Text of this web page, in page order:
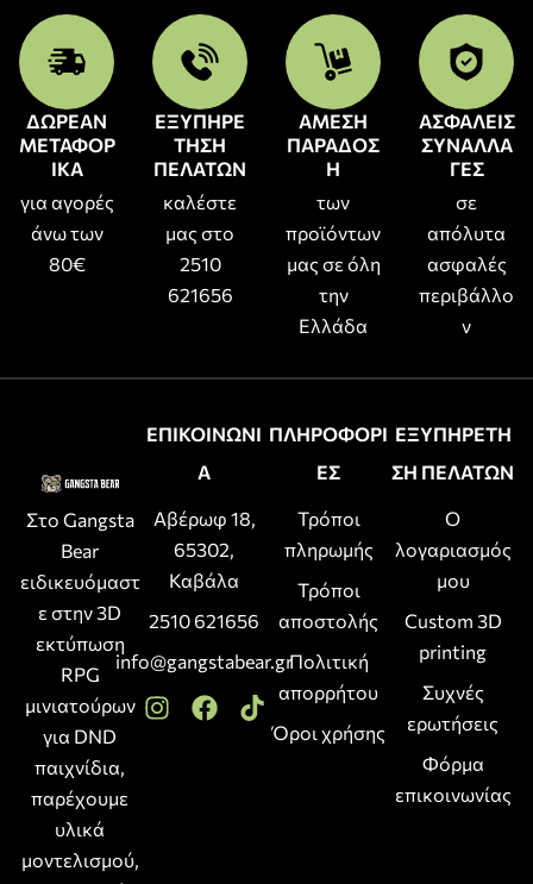
ΔΩΡΕΑΝ
ΜΕΤΑΦΟΡ
ΙΚΑ
για αγορές
άνω των
80€
ΕΞΥΠΗΡΕ
ΤΗΣΗ
ΠΕΛΑΤΩΝ
καλέστε
μας στο
2510
621656
ΑΜΕΣΗ
ΠΑΡΑΔΟΣ
Η
των
προϊόντων
μας σε όλη
την
Ελλάδα
ΑΣΦΑΛΕΙΣ
ΣΥΝΑΛΛΑ
ΓΕΣ
σε
απόλυτα
ασφαλές
περιβάλλο
ν
Στο Gangsta
Bear
ειδικευόμαστ
ε στην 3D
εκτύπωση
RPG
μινιατούρων
για DND
παιχνίδια,
παρέχουμε
υλικά
μοντελισμού,
ΕΠΙΚΟΙΝΩΝΙ
Α
Αβέρωφ 18,
65302,
Καβάλα
2510 621656
info@gangstabear.gr
ΠΛΗΡΟΦΟΡΙ
ΕΣ
Τρόποι
πληρωμής
Τρόποι
αποστολής
Πολιτική
απορρήτου
Όροι χρήσης
ΕΞΥΠΗΡΕΤΗ
ΣΗ ΠΕΛΑΤΩΝ
Ο
λογαριασμός
μου
Custom 3D
printing
Συχνές
ερωτήσεις
Φόρμα
επικοινωνίας